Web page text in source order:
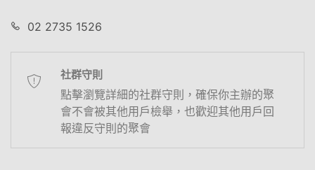
02 2735 1526
社群守則
點擊瀏覽詳細的社群守則，確保你主辦的聚
會不會被其他用戶檢舉，也歡迎其他用戶回
報違反守則的聚會